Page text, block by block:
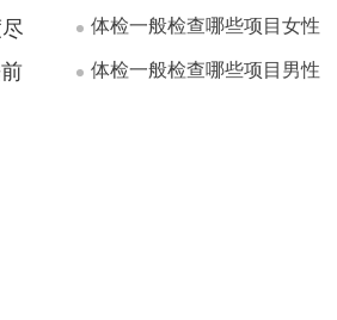
体检一般检查哪些项目女性
体检一般检查哪些项目男性